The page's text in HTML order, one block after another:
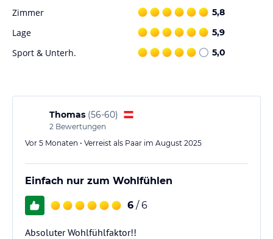
Verfügung. Zudem erhalten Sie Ermäßigungen für die Innen- und
Hinweis:
Verfasst von HolidayCheck mit Hilfe von KI. Alle
Angaben ohne Gewähr. Bitte lies vor der Buchung die
Zimmer 5,8
Lage 5,9
Sport & Unterh. 5,0
Thomas (56-60)
2 Bewertungen
Vor 5 Monaten • Verreist als Paar im August 2025
Einfach nur zum Wohlfühlen
6 / 6
Absoluter Wohlfühlfaktor!!